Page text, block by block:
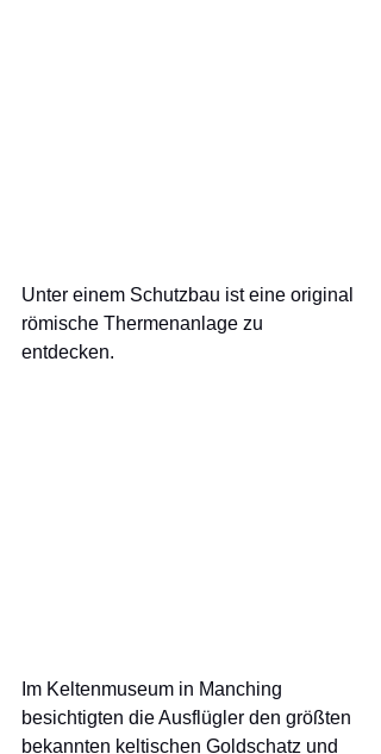
Unter einem Schutzbau ist eine original
römische Thermenanlage zu
entdecken.
Im Keltenmuseum in Manching
besichtigten die Ausflügler den größten
bekannten keltischen Goldschatz und